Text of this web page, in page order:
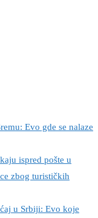
Evo gde se nalaze
ispred pošte u
zbog turističkih
u Srbiji: Evo koje